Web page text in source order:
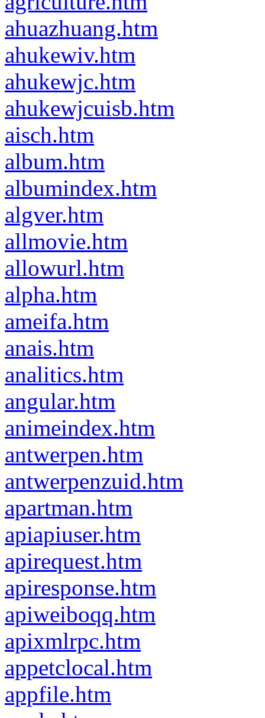
ahuazhuang.htm
ahukewiv.htm
ahukewjc.htm
ahukewjcuisb.htm
aisch.htm
album.htm
albumindex.htm
algver.htm
allmovie.htm
allowurl.htm
alpha.htm
ameifa.htm
anais.htm
analitics.htm
angular.htm
animeindex.htm
antwerpen.htm
antwerpenzuid.htm
apartman.htm
apiapiuser.htm
apirequest.htm
apiresponse.htm
apiweiboqq.htm
apixmlrpc.htm
appetclocal.htm
appfile.htm